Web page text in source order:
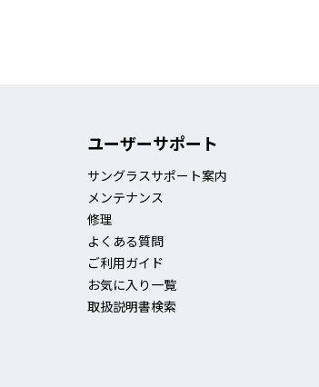
ユーザーサポート
サングラスサポート案内
メンテナンス
修理
よくある質問
ご利用ガイド
お気に入り一覧
取扱説明書検索